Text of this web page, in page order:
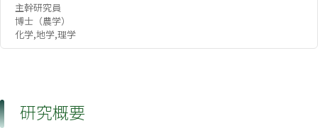
主幹研究員
博士（農学）
化学,地学,理学
研究概要